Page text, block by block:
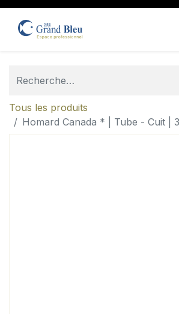
Tous les produits
Homard Canada * | Tube - Cuit |